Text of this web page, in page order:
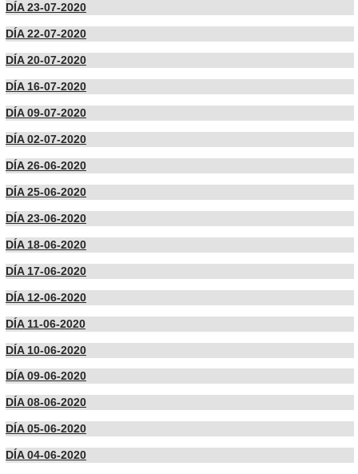
DÍA 23-07-2020
DÍA 22-07-2020
DÍA 20-07-2020
DÍA 16-07-2020
DÍA 09-07-2020
DÍA 02-07-2020
DÍA 26-06-2020
DÍA 25-06-2020
DÍA 23-06-2020
DÍA 18-06-2020
DÍA 17-06-2020
DÍA 12-06-2020
DÍA 11-06-2020
DÍA 10-06-2020
DÍA 09-06-2020
DÍA 08-06-2020
DÍA 05-06-2020
DÍA 04-06-2020